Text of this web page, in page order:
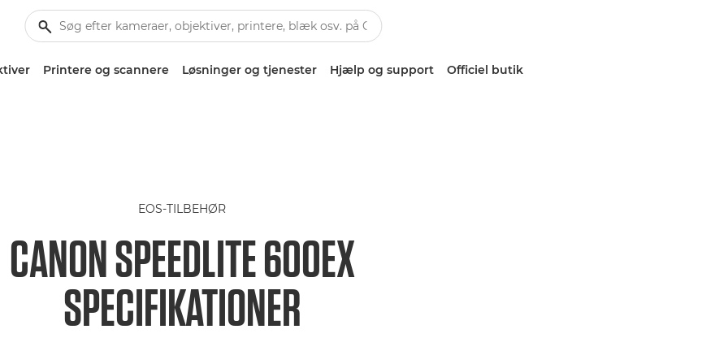
Printere og scannere Løsninger og tjenester Hjælp og support Officiel butik
EOS-TILBEHØR
CANON SPEEDLITE 600EX
SPECIFIKATIONER